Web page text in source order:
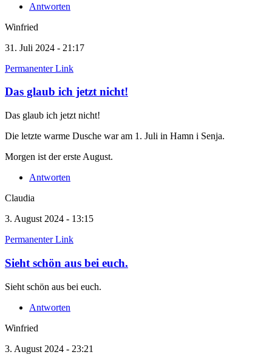
Antworten
Winfried
31. Juli 2024 - 21:17
Permanenter Link
Das glaub ich jetzt nicht!
Das glaub ich jetzt nicht!
Die letzte warme Dusche war am 1. Juli in Hamn i Senja.
Morgen ist der erste August.
Antworten
Claudia
3. August 2024 - 13:15
Permanenter Link
Sieht schön aus bei euch.
Sieht schön aus bei euch.
Antworten
Winfried
3. August 2024 - 23:21